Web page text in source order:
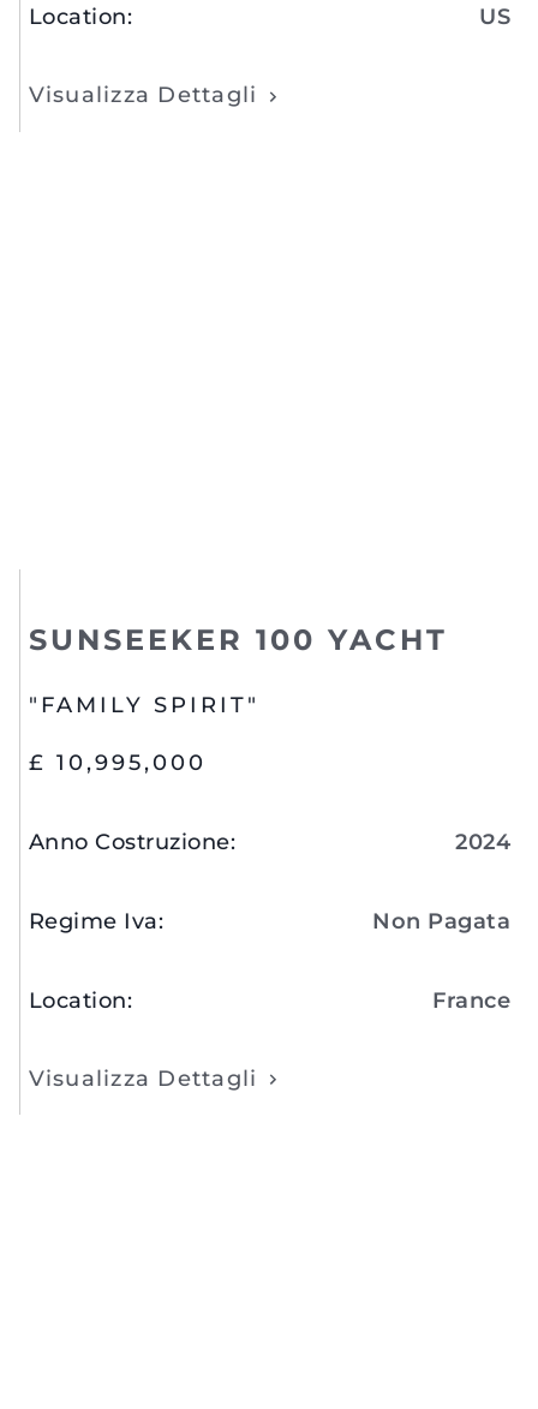
Location: US
Visualizza Dettagli
SUNSEEKER 100 YACHT
"FAMILY SPIRIT"
£ 10,995,000
Anno Costruzione: 2024
Regime Iva: Non Pagata
Location: France
Visualizza Dettagli